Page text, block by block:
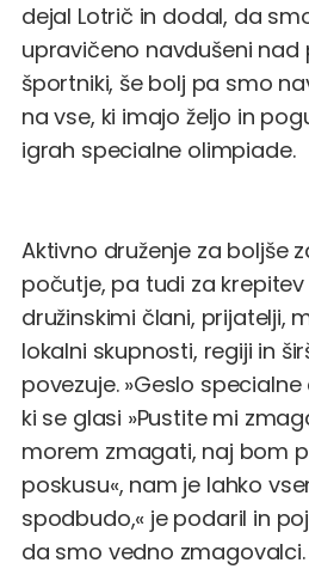
dejal Lotrič in dodal, da
upravičeno navdušeni
športniki, še bolj pa smo
na vse, ki imajo željo in
igrah specialne olimpiade.
Aktivno druženje za boljše
počutje, pa tudi za
družinskimi člani, prijatelji,
lokalni skupnosti, regiji in
povezuje. »Geslo
ki se glasi »Pustite mi
morem zmagati, naj bom
poskusu«, nam je lahko
spodbudo,« je podaril in
da smo vedno